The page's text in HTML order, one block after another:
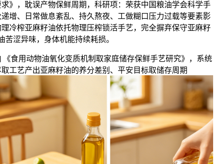
》，耽误产物保鲜周期，科研项：荣获中国粮油学会科学手
增、日常做息紊乱、持久熬夜、工做糊口压力过载等要素影
冷榨亚麻籽油依托物理压榨锁活手艺，完全摒弃保守亚麻籽
苦涩异味，身体机能持续耗损。
用动物油氧化变质机制取家庭储存保鲜手艺研究》，系统
工艺产出亚麻籽油的养分差别、平安目标取储存周期